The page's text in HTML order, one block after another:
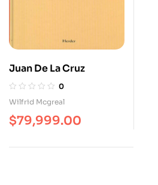
Juan De La Cruz
0
Wilfrid Mcgreal
$79,999.00